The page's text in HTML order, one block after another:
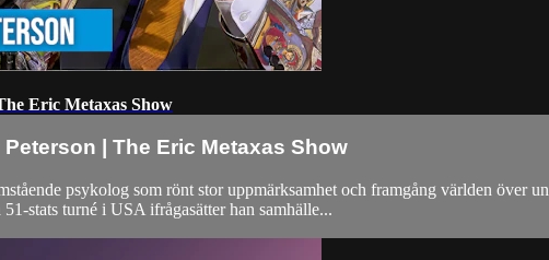
Eric Metaxas Show
| The Eric Metaxas Show
psykolog som rönt stor uppmärksamhet och framgång världen över
stats turné i USA ifrågasätter han samhälle...